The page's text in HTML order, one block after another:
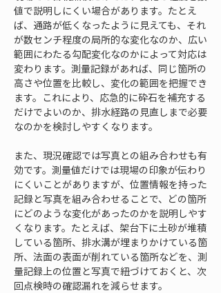
値で説明しにくい場合があります。たとえ
ば、通路が低くなったように見えても、それ
が数センチ程度の局所的な変化なのか、広い
範囲にわたる勾配変化なのかによって対応は
変わります。測量記録があれば、同じ箇所の
高さや位置を比較し、変化の範囲を把握でき
ます。これにより、応急的に砕石を補充する
だけでよいのか、排水経路の見直しまで必要
なのかを検討しやすくなります。
また、現況確認では写真との組み合わせも有
効です。測量値だけでは現場の印象が伝わり
にくいことがありますが、位置情報を持った
記録と写真を組み合わせることで、どの箇所
にどのような変化があったのかを説明しやす
くなります。たとえば、架台下に土砂が堆積
している箇所、排水溝が埋まりかけている箇
所、法面の表面が削れている箇所などを、測
量記録上の位置と写真で紐づけておくと、次
回点検時の確認漏れを減らせます。